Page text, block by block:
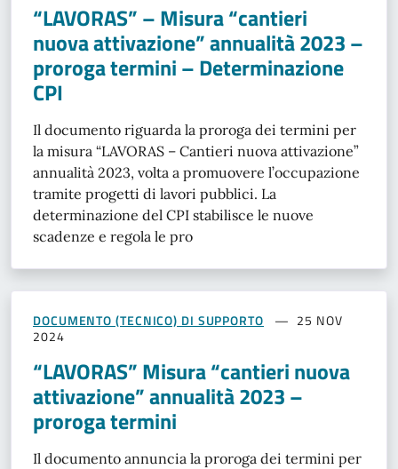
“LAVORAS” – Misura “cantieri
nuova attivazione” annualità 2023 –
proroga termini – Determinazione
CPI
Il documento riguarda la proroga dei termini per
la misura “LAVORAS – Cantieri nuova attivazione”
annualità 2023, volta a promuovere l’occupazione
tramite progetti di lavori pubblici. La
determinazione del CPI stabilisce le nuove
scadenze e regola le pro
DOCUMENTO (TECNICO) DI SUPPORTO
25 NOV
2024
“LAVORAS” Misura “cantieri nuova
attivazione” annualità 2023 –
proroga termini
Il documento annuncia la proroga dei termini per